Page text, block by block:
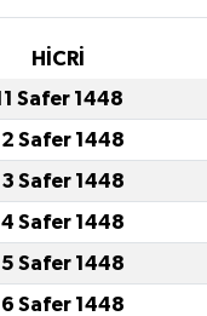
HİCRİ
Safer 1448
Safer 1448
Safer 1448
Safer 1448
Safer 1448
Safer 1448